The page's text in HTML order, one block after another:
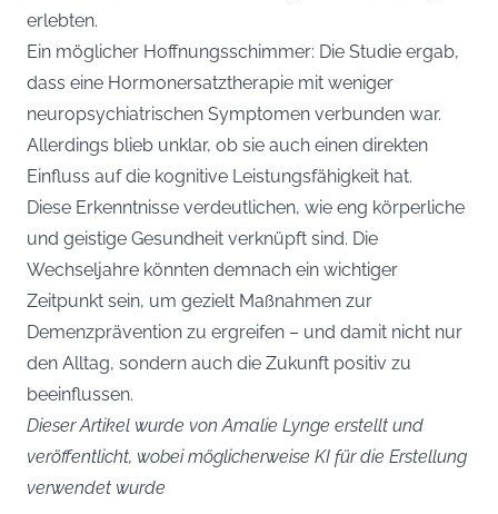
erlebten.
Ein möglicher Hoffnungsschimmer: Die Studie ergab,
dass eine Hormonersatztherapie mit weniger
neuropsychiatrischen Symptomen verbunden war.
Allerdings blieb unklar, ob sie auch einen direkten
Einfluss auf die kognitive Leistungsfähigkeit hat.
Diese Erkenntnisse verdeutlichen, wie eng körperliche
und geistige Gesundheit verknüpft sind. Die
Wechseljahre könnten demnach ein wichtiger
Zeitpunkt sein, um gezielt Maßnahmen zur
Demenzprävention zu ergreifen – und damit nicht nur
den Alltag, sondern auch die Zukunft positiv zu
beeinflussen.
Dieser Artikel wurde von Amalie Lynge erstellt und
veröffentlicht, wobei möglicherweise KI für die Erstellung
verwendet wurde